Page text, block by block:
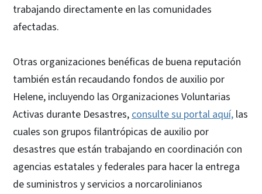
trabajando directamente en las comunidades
afectadas.
Otras organizaciones benéficas de buena reputación
también están recaudando fondos de auxilio por
Helene, incluyendo las Organizaciones Voluntarias
Activas durante Desastres, consulte su portal aquí, las
cuales son grupos filantrópicas de auxilio por
desastres que están trabajando en coordinación con
agencias estatales y federales para hacer la entrega
de suministros y servicios a norcarolinianos